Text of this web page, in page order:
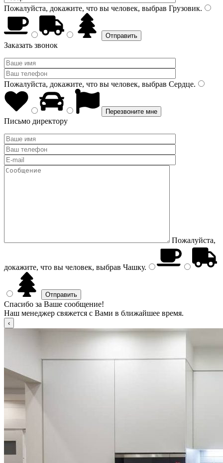
Пожалуйста, докажите, что вы человек, выбрав Грузовик.
Заказать звонок
Пожалуйста, докажите, что вы человек, выбрав Сердце.
Письмо директору
Пожалуйста,
докажите, что вы человек, выбрав Чашку.
Спасибо за Ваше сообщение!
Наш менеджер свяжется с Вами в ближайшее время.